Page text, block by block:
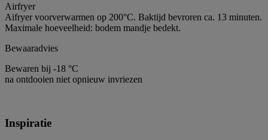
Airfryer
Aifryer voorverwarmen op 200°C. Baktijd bevroren ca. 13 minuten.
Maximale hoeveelheid: bodem mandje bedekt.
Bewaaradvies
Bewaren bij -18 °C
na ontdooien niet opnieuw invriezen
Inspiratie